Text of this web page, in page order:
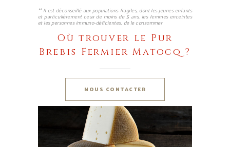
** Il est déconseillé aux populations fragiles, dont les jeunes enfants
et particulièrement ceux de moins de 5 ans, les femmes enceintes
et les personnes immuno-déficientes, de le consommer
Où trouver le Pur
Brebis Fermier Matocq ?
NOUS CONTACTER